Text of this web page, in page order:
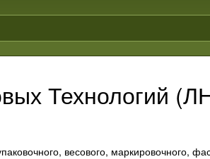
Технологий
весового, маркировочного,